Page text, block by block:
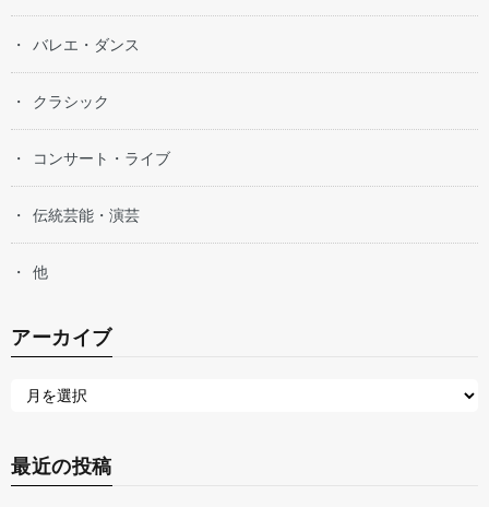
バレエ・ダンス
クラシック
コンサート・ライブ
伝統芸能・演芸
他
アーカイブ
最近の投稿